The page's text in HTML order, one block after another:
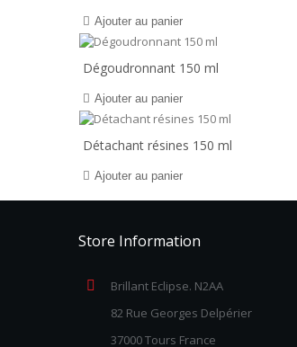
Ajouter au panier
Dégoudronnant 150 ml
Ajouter au panier
Détachant résines 150 ml
Ajouter au panier
Store Information
Brillant Eclipse. N2AA
82 Rue Georges Delpérier
37000 Tours France